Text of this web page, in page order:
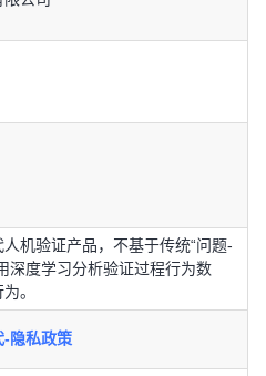
机验证产品，不基于传统“问题-
深度学习分析验证过程行为数
。
-隐私政策